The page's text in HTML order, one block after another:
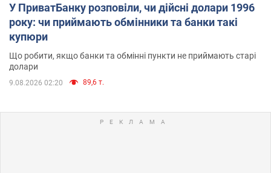
У ПриватБанку розповіли, чи дійсні долари 1996
року: чи приймають обмінники та банки такі
купюри
Що робити, якщо банки та обмінні пункти не приймають старі
долари
9.08.2026 02:20 89,6 т.